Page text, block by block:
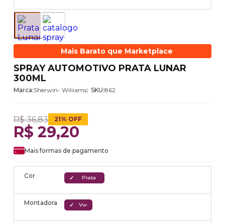
Mais Barato que Marketplace
SPRAY AUTOMOTIVO PRATA LUNAR
300ML
Marca:Sherwin- Wiliiams SKU:862
R$ 36,83 21% OFF
R$ 29,20
Mais formas de pagamento
Cor Prata
Montadora Vw